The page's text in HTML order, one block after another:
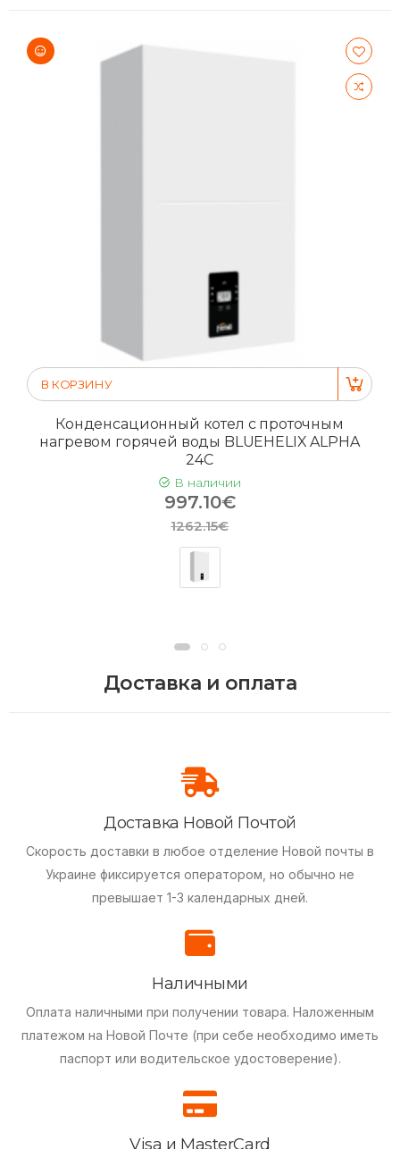
В КОРЗИНУ
Конденсационный котел с проточным
нагревом горячей воды BLUEHELIX ALPHA
24C
В наличии
997.10€
1262.15€
Доставка и оплата
Доставка Новой Почтой
Скорость доставки в любое отделение Новой почты в
Украине фиксируется оператором, но обычно не
превышает 1-3 календарных дней.
Наличными
Оплата наличными при получении товара. Наложенным
платежом на Новой Почте (при себе необходимо иметь
паспорт или водительское удостоверение).
Visa и MasterCard